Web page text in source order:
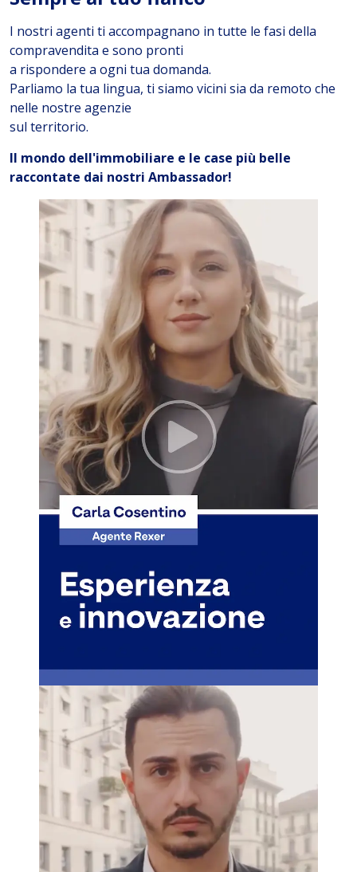
I nostri agenti ti accompagnano in tutte le fasi della
compravendita e sono pronti
a rispondere a ogni tua domanda.
Parliamo la tua lingua, ti siamo vicini sia da remoto che
nelle nostre agenzie
sul territorio.
Il mondo dell'immobiliare e le case più belle
raccontate dai nostri Ambassador!